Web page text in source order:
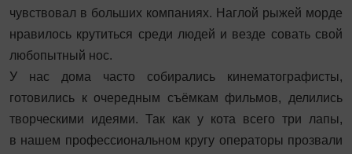
чувствовал в больших компаниях. Наглой рыжей морде
нравилось крутиться среди людей и везде совать свой
любопытный нос.
У нас дома часто собирались кинематографисты,
готовились к очередным съёмкам фильмов, делились
творческими идеями. Так как у кота всего три лапы,
в нашем профессиональном кругу операторы прозвали